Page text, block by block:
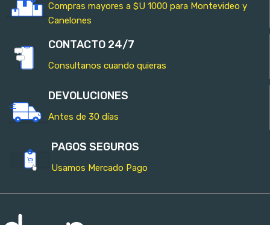
Compras mayores a $U 1000 para Montevideo y
Canelones
CONTACTO 24/7
Consultanos cuando quieras
DEVOLUCIONES
Antes de 30 días
PAGOS SEGUROS
Usamos Mercado Pago